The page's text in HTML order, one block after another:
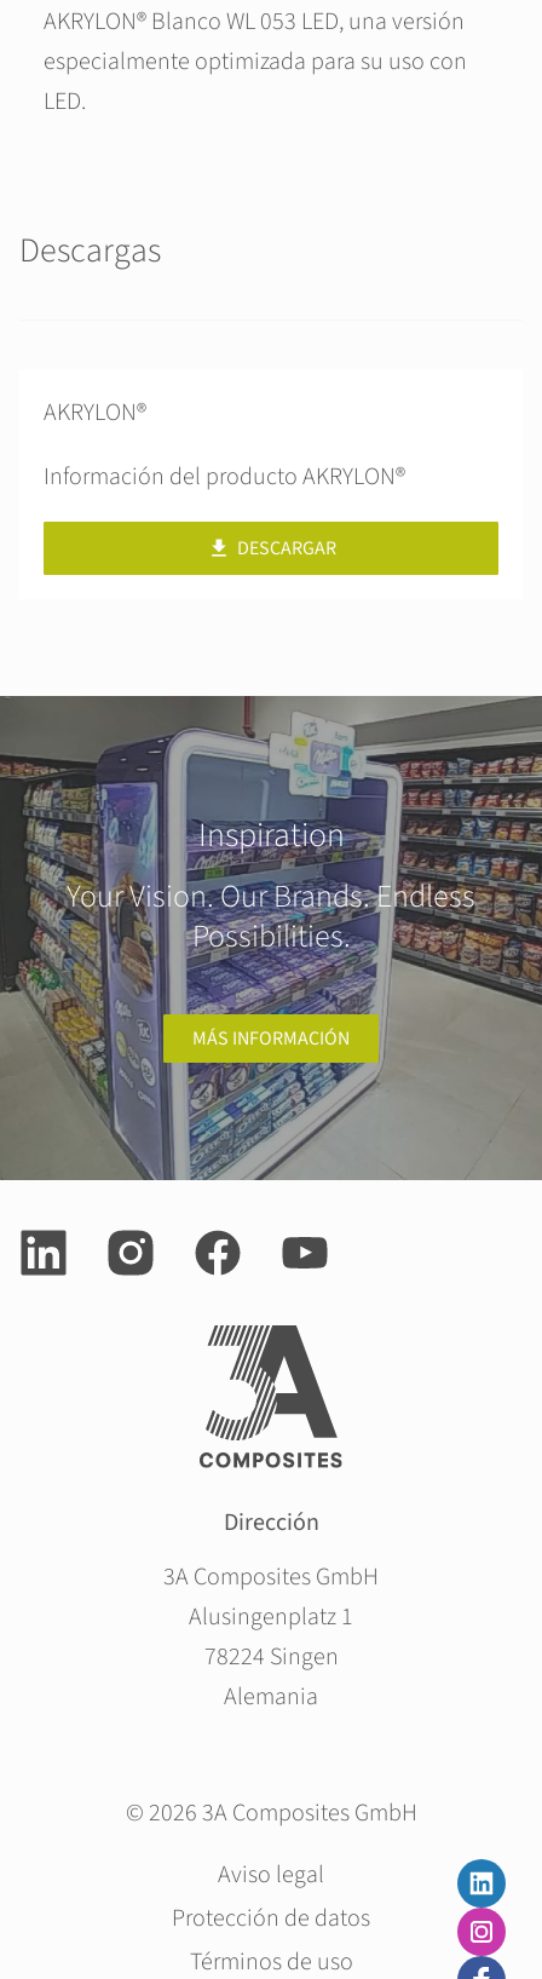
AKRYLON® Blanco WL 053 LED, una versión
especialmente optimizada para su uso con
LED.
Descargas
AKRYLON®
Información del producto AKRYLON®
DESCARGAR
Inspiration
Your Vision. Our Brands. Endless
Possibilities.
MÁS INFORMACIÓN
Dirección
3A Composites GmbH
Alusingenplatz 1
78224 Singen
Alemania
© 2026 3A Composites GmbH
navegación
Aviso legal
Protección de datos
Términos de uso